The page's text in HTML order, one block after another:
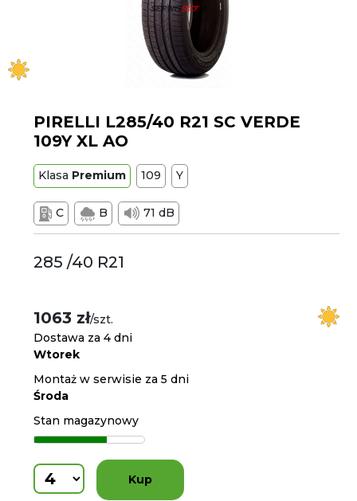
PIRELLI L285/40 R21 SC VERDE
109Y XL AO
Klasa Premium 109 Y
C B 71 dB
285 /40 R21
1063 zł/szt.
Dostawa za 4 dni
Wtorek
Montaż w serwisie za 5 dni
Środa
Stan magazynowy
Kup